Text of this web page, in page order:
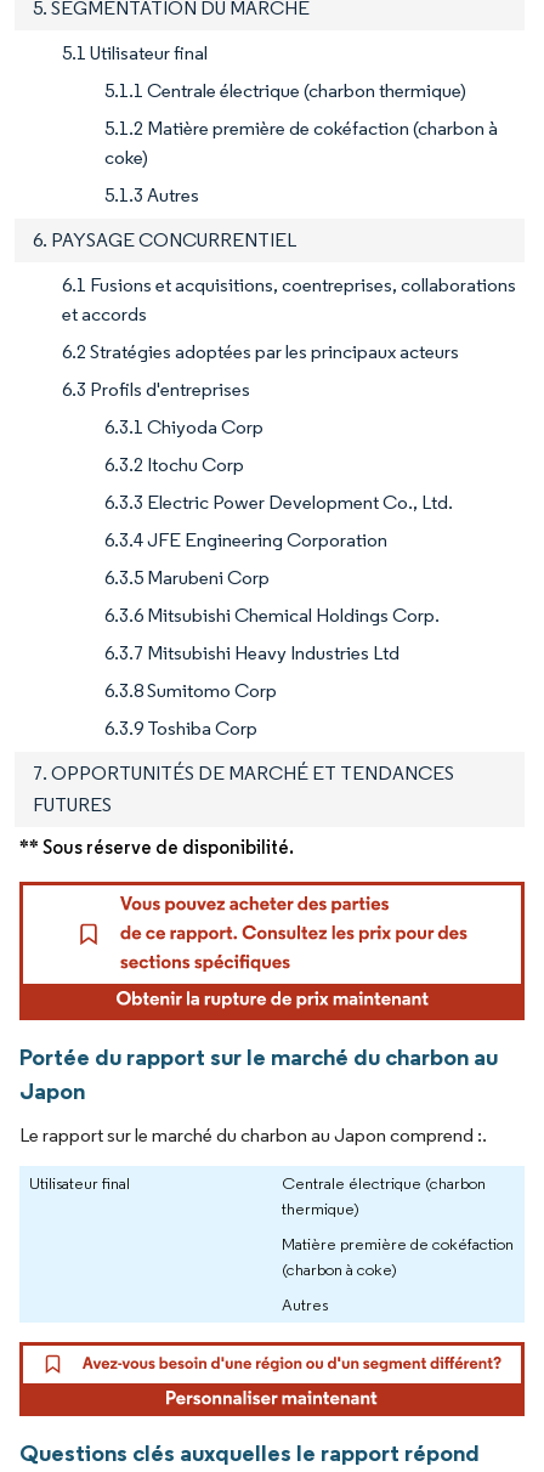
5. SEGMENTATION DU MARCHÉ
5.1 Utilisateur final
5.1.1 Centrale électrique (charbon thermique)
5.1.2 Matière première de cokéfaction (charbon à
coke)
5.1.3 Autres
6. PAYSAGE CONCURRENTIEL
6.1 Fusions et acquisitions, coentreprises, collaborations
et accords
6.2 Stratégies adoptées par les principaux acteurs
6.3 Profils d'entreprises
6.3.1 Chiyoda Corp
6.3.2 Itochu Corp
6.3.3 Electric Power Development Co., Ltd.
6.3.4 JFE Engineering Corporation
6.3.5 Marubeni Corp
6.3.6 Mitsubishi Chemical Holdings Corp.
6.3.7 Mitsubishi Heavy Industries Ltd
6.3.8 Sumitomo Corp
6.3.9 Toshiba Corp
7. OPPORTUNITÉS DE MARCHÉ ET TENDANCES
FUTURES
** Sous réserve de disponibilité.
Portée du rapport sur le marché du charbon au
Japon
Le rapport sur le marché du charbon au Japon comprend :.
Utilisateur final
Centrale électrique (charbon
thermique)
Matière première de cokéfaction
(charbon à coke)
Autres
Questions clés auxquelles le rapport répond